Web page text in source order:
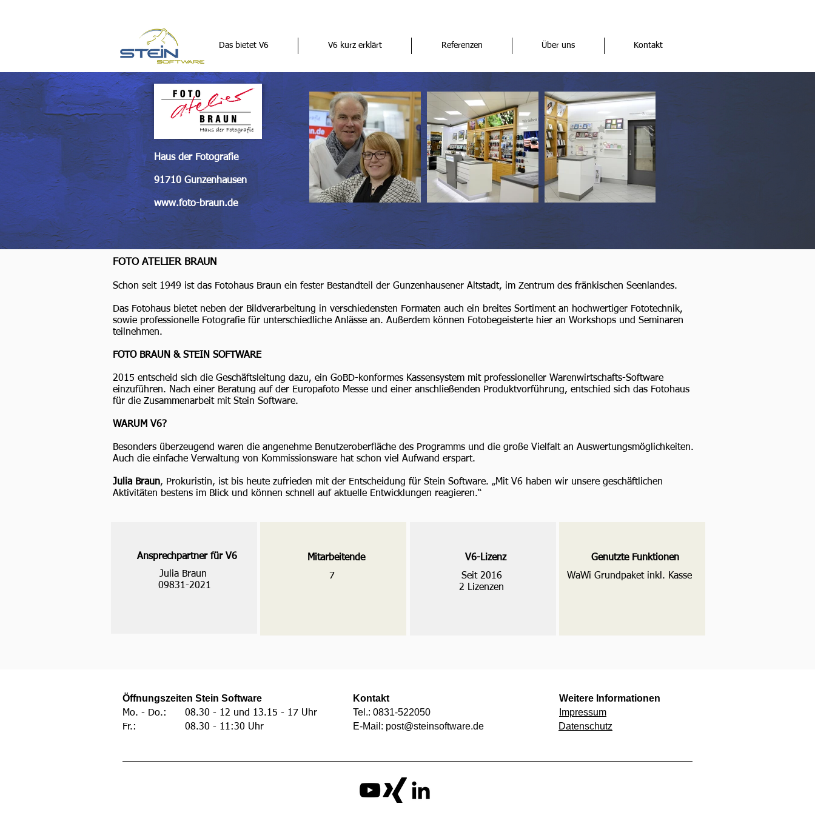
Das bietet V6 V6 kurz erklärt Referenzen Über uns Kontakt
Haus der Fotografie
91710 Gunzenhausen
www.foto-braun.de
FOTO ATELIER BRAUN
Schon seit 1949 ist das Fotohaus Braun ein fester Bestandteil der Gunzenhausener Altstadt, im Zentrum des fränkischen Seenlandes.
Das Fotohaus bietet neben der Bildverarbeitung in verschiedensten Formaten auch ein breites Sortiment an hochwertiger Fototechnik,
sowie professionelle Fotografie für unterschiedliche Anlässe an. Außerdem können Fotobegeisterte hier an Workshops und Seminaren
teilnehmen.
FOTO BRAUN & STEIN SOFTWARE
2015 entscheid sich die Geschäftsleitung dazu, ein GoBD-konformes Kassensystem mit professioneller Warenwirtschafts-Software
einzuführen. Nach einer Beratung auf der Europafoto Messe und einer anschließenden Produktvorführung, entschied sich das Fotohaus
für die Zusammenarbeit mit Stein Software.
WARUM V6?
Besonders überzeugend waren die angenehme Benutzeroberfläche des Programms und die große Vielfalt an Auswertungsmöglichkeiten.
Auch die einfache Verwaltung von Kommissionsware hat schon viel Aufwand erspart.
Julia Braun, Prokuristin, ist bis heute zufrieden mit der Entscheidung für Stein Software. „Mit V6 haben wir unsere geschäftlichen
Aktivitäten bestens im Blick und können schnell auf aktuelle Entwicklungen reagieren.“
Ansprechpartner für V6
Julia Braun
09831-2021
Mitarbeitende
7
V6-Lizenz
Seit 2016
2 Lizenzen
Genutzte Funktionen
WaWi Grundpaket inkl. Kasse
Öffnungszeiten Stein Software
Mo. - Do.: 08.30 - 12 und 13.15 - 17 Uhr
Fr.: 08.30 - 11:30 Uhr
Kontakt
Tel.: 0831-522050
E-Mail: post@steinsoftware.de
Weitere Informationen
Impressum
Datenschutz